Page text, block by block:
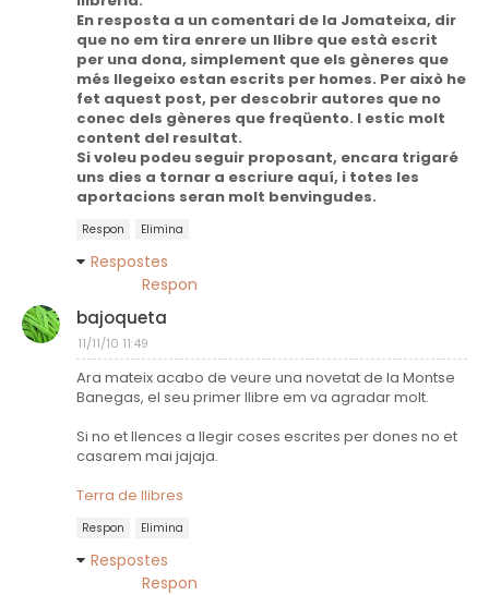
En resposta a un comentari de la Jomateixa, dir
que no em tira enrere un llibre que està escrit
per una dona, simplement que els gèneres que
més llegeixo estan escrits per homes. Per això he
fet aquest post, per descobrir autores que no
conec dels gèneres que freqüento. I estic molt
content del resultat.
Si voleu podeu seguir proposant, encara trigaré
uns dies a tornar a escriure aquí, i totes les
aportacions seran molt benvingudes.
Respon Elimina
Respostes
Respon
bajoqueta
11/11/10 11:49
Ara mateix acabo de veure una novetat de la Montse
Banegas, el seu primer llibre em va agradar molt.
Si no et llences a llegir coses escrites per dones no et
casarem mai jajaja.
Terra de llibres
Respon Elimina
Respostes
Respon